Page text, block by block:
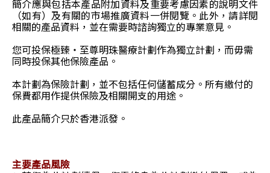
簡介應與包括本產品附加資料及重要考慮因素的說明文件
（如有）及有關的市場推廣資料一併閱覽。此外，請詳閱
相關的產品資料，並在需要時諮詢獨立的專業意見。
您可投保極臻‧至尊明珠醫療計劃作為獨立計劃，而毋需
同時投保其他保險產品。
本計劃為保險計劃，並不包括任何儲蓄成分。所有繳付的
保費都用作提供保險及相關開支的用途。
此產品簡介只於香港派發。
主要產品風險